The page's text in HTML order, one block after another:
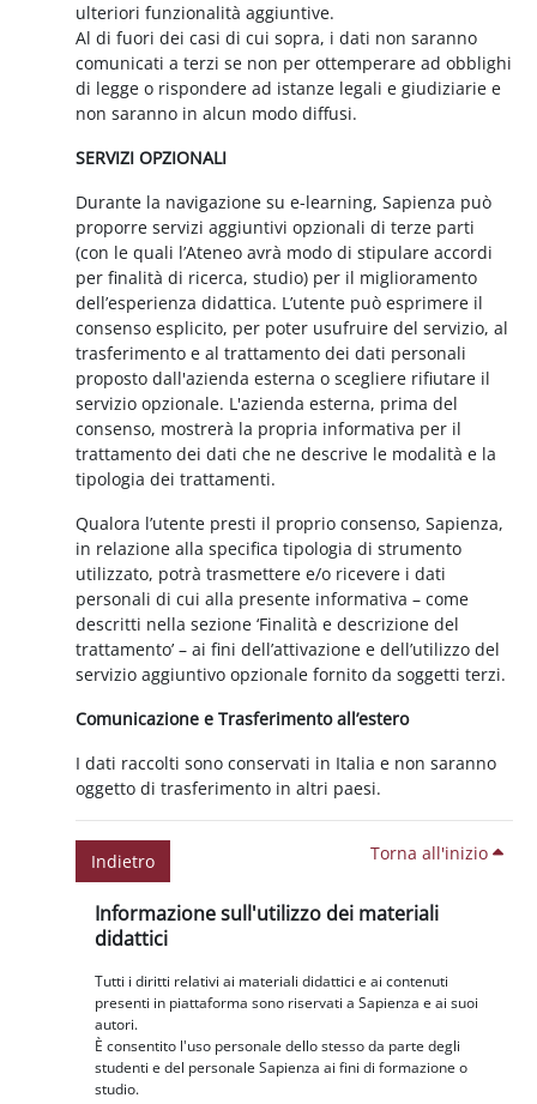
ulteriori funzionalità aggiuntive.
Al di fuori dei casi di cui sopra, i dati non saranno
comunicati a terzi se non per ottemperare ad obblighi
di legge o rispondere ad istanze legali e giudiziarie e
non saranno in alcun modo diffusi.
SERVIZI OPZIONALI
Durante la navigazione su e-learning, Sapienza può
proporre servizi aggiuntivi opzionali di terze parti
(con le quali l’Ateneo avrà modo di stipulare accordi
per finalità di ricerca, studio) per il miglioramento
dell’esperienza didattica. L’utente può esprimere il
consenso esplicito, per poter usufruire del servizio, al
trasferimento e al trattamento dei dati personali
proposto dall'azienda esterna o scegliere rifiutare il
servizio opzionale. L'azienda esterna, prima del
consenso, mostrerà la propria informativa per il
trattamento dei dati che ne descrive le modalità e la
tipologia dei trattamenti.
Qualora l’utente presti il proprio consenso, Sapienza,
in relazione alla specifica tipologia di strumento
utilizzato, potrà trasmettere e/o ricevere i dati
personali di cui alla presente informativa – come
descritti nella sezione ‘Finalità e descrizione del
trattamento’ – ai fini dell’attivazione e dell’utilizzo del
servizio aggiuntivo opzionale fornito da soggetti terzi.
Comunicazione e Trasferimento all’estero
I dati raccolti sono conservati in Italia e non saranno
oggetto di trasferimento in altri paesi.
Indietro Torna all'inizio
Blocchi
Informazione sull'utilizzo dei materiali
didattici
Tutti i diritti relativi ai materiali didattici e ai contenuti
presenti in piattaforma sono riservati a Sapienza e ai suoi
autori.
È consentito l'uso personale dello stesso da parte degli
studenti e del personale Sapienza ai fini di formazione o
studio.